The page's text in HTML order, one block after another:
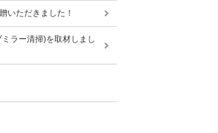
いただきました！
ラー清掃)を取材しまし